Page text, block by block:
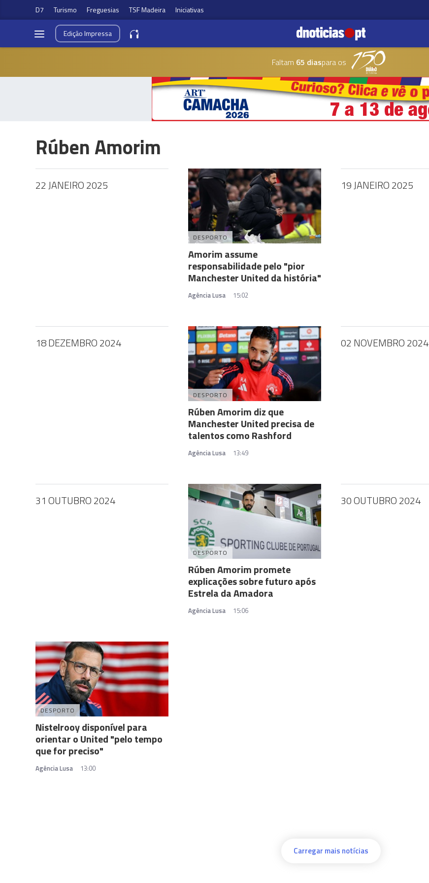
D7 Turismo Freguesias TSF Madeira Iniciativas
EdiçãoImpressa
Faltam 65 diaspara os
Rúben Amorim
22 JANEIRO 2025
DESPORTO
Amorim assume
responsabilidade pelo "pior
Manchester United da história"
Agência Lusa 15:02
19 JANEIRO 2025
18 DEZEMBRO 2024
DESPORTO
Rúben Amorim diz que
Manchester United precisa de
talentos como Rashford
Agência Lusa 13:49
02 NOVEMBRO 2024
31 OUTUBRO 2024
DESPORTO
Rúben Amorim promete
explicações sobre futuro após
Estrela da Amadora
Agência Lusa 15:06
30 OUTUBRO 2024
DESPORTO
Nistelrooy disponível para
orientar o United "pelo tempo
que for preciso"
Agência Lusa 13:00
Carregar mais notícias